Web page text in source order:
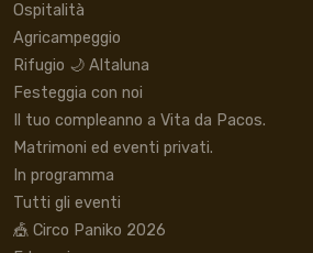
Ospitalità
Agricampeggio
Rifugio 🌙 Altaluna
Festeggia con noi
Il tuo compleanno a Vita da Pacos.
Matrimoni ed eventi privati.
In programma
Tutti gli eventi
🎪 Circo Paniko 2026